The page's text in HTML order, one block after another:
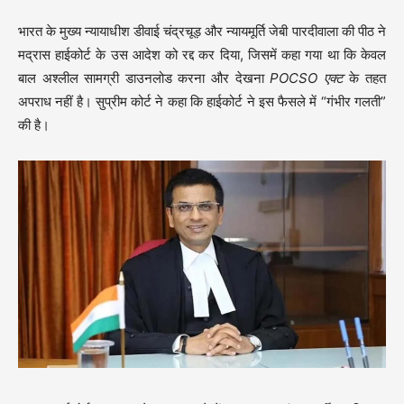
भारत के मुख्य न्यायाधीश डीवाई चंद्रचूड़ और न्यायमूर्ति जेबी पारदीवाला की पीठ ने
मद्रास हाईकोर्ट के उस आदेश को रद्द कर दिया, जिसमें कहा गया था कि केवल
बाल अश्लील सामग्री डाउनलोड करना और देखनाPOCSO एक्टके तहत
अपराध नहीं है। सुप्रीम कोर्ट ने कहा कि हाईकोर्ट ने इस फैसले में “गंभीर गलती”
की है।